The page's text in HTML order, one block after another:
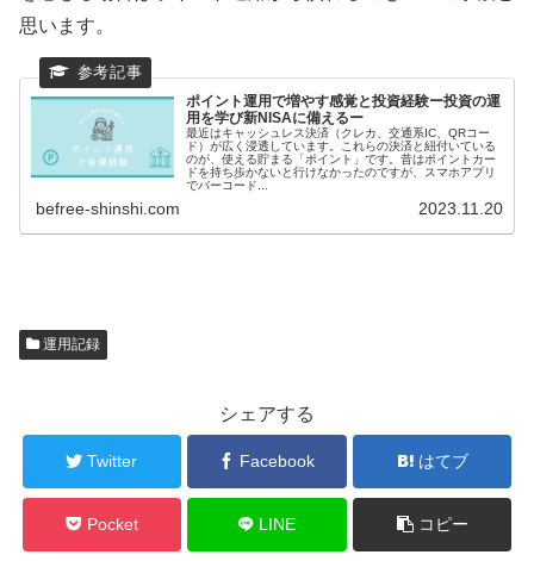
思います。
ポイント運用で増やす感覚と投資経験ー投資の運
用を学び新NISAに備えるー
最近はキャッシュレス決済（クレカ、交通系IC、QRコー
ド）が広く浸透しています。これらの決済と紐付いている
のが、使える貯まる「ポイント」です。昔はポイントカー
ドを持ち歩かないと行けなかったのですが、スマホアプリ
でバーコード...
befree-shinshi.com 2023.11.20
運用記録
シェアする
Twitter Facebook はてブ
Pocket LINE コピー